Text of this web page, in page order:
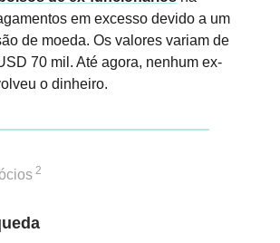
em excesso devido a um
de moeda. Os valores variam de
70 mil. Até agora, nenhum ex-
o dinheiro.
2